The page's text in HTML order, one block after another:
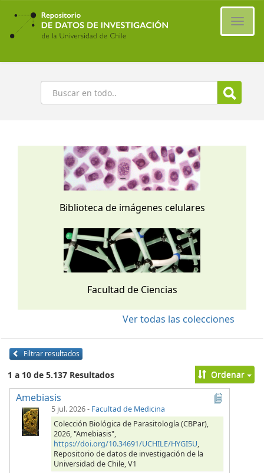
Ir
contenido
principal
Buscar
Biblioteca de imágenes celulares
Facultad de Ciencias
Ver todas las colecciones
Filtrar resultados
1 a 10 de 5.137 Resultados Ordenar
Amebiasis
5 jul. 2026- Facultad de Medicina
Colección Biológica de Parasitología (CBPar),
2026, "Amebiasis",
https://doi.org/10.34691/UCHILE/HYGI5U,
Repositorio de datos de investigación de la
Universidad de Chile, V1